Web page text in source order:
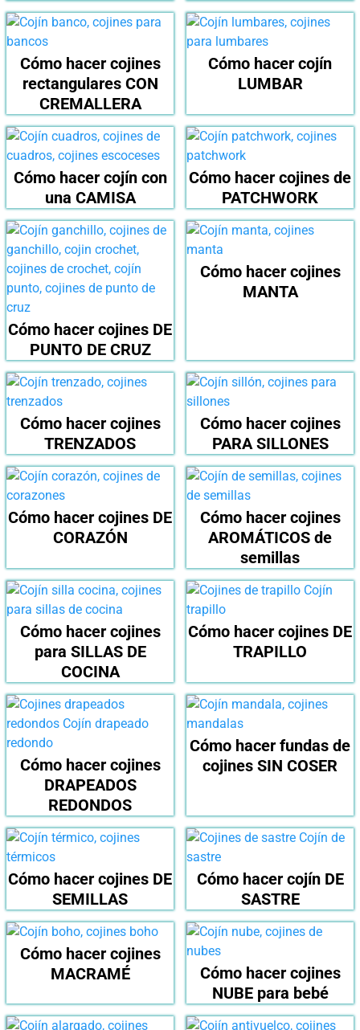
Cómo hacer cojines
rectangulares CON
CREMALLERA
Cómo hacer cojín
LUMBAR
Cómo hacer cojín con
una CAMISA
Cómo hacer cojines de
PATCHWORK
Cómo hacer cojines DE
PUNTO DE CRUZ
Cómo hacer cojines
MANTA
Cómo hacer cojines
TRENZADOS
Cómo hacer cojines
PARA SILLONES
Cómo hacer cojines DE
CORAZÓN
Cómo hacer cojines
AROMÁTICOS de
semillas
Cómo hacer cojines
para SILLAS DE
COCINA
Cómo hacer cojines DE
TRAPILLO
Cómo hacer cojines
DRAPEADOS
REDONDOS
Cómo hacer fundas de
cojines SIN COSER
Cómo hacer cojines DE
SEMILLAS
Cómo hacer cojín DE
SASTRE
Cómo hacer cojines
MACRAMÉ
Cómo hacer cojines
NUBE para bebé